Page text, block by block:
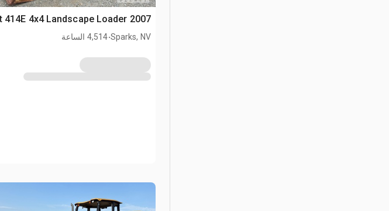
2007 Cat 414E 4x4 Landscape Loader
Sparks, NV
.4,514 الساعة